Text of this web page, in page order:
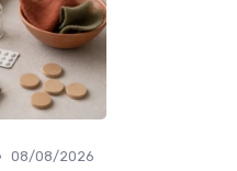
08/08/2026